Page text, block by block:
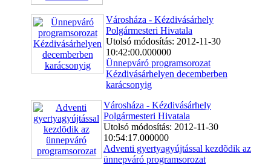
Városháza - Kézdivásárhely
Polgármesteri Hivatala
Utolsó módosítás: 2012-11-30
10:42:00.000000
Ünnepváró programsorozat
Kézdivásárhelyen decemberben
karácsonyig
Városháza - Kézdivásárhely
Polgármesteri Hivatala
Utolsó módosítás: 2012-11-30
10:54:17.000000
Adventi gyertyagyújtással kezdõdik az
ünnepváró programsorozat